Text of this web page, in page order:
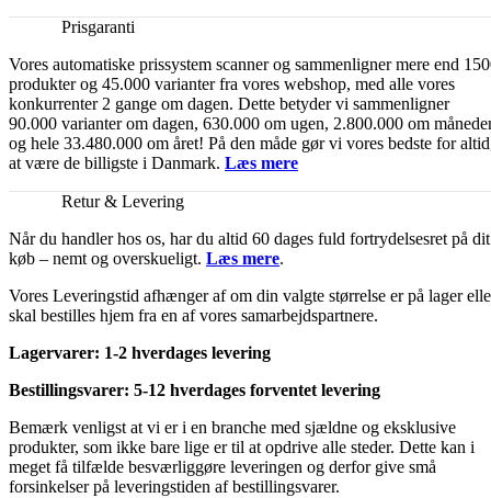
Prisgaranti
Vores automatiske prissystem scanner og sammenligner mere end
produkter og 45.000 varianter fra vores webshop, med alle vores
konkurrenter 2 gange om dagen. Dette betyder vi sammenligner
90.000 varianter om dagen, 630.000 om ugen, 2.800.000 om
og hele 33.480.000 om året! På den måde gør vi vores bedste for
at være de billigste i Danmark. Læs mere
Retur & Levering
Når du handler hos os, har du altid 60 dages fuld fortrydelsesret på dit
køb – nemt og overskueligt. Læs mere.
Vores Leveringstid afhænger af om din valgte størrelse er på lager
skal bestilles hjem fra en af vores samarbejdspartnere.
Lagervarer: 1-2 hverdages levering
Bestillingsvarer: 5-12 hverdages forventet levering
Bemærk venligst at vi er i en branche med sjældne og eksklusive
produkter, som ikke bare lige er til at opdrive alle steder. Dette kan i
meget få tilfælde besværliggøre leveringen og derfor give små
forsinkelser på leveringstiden af bestillingsvarer.